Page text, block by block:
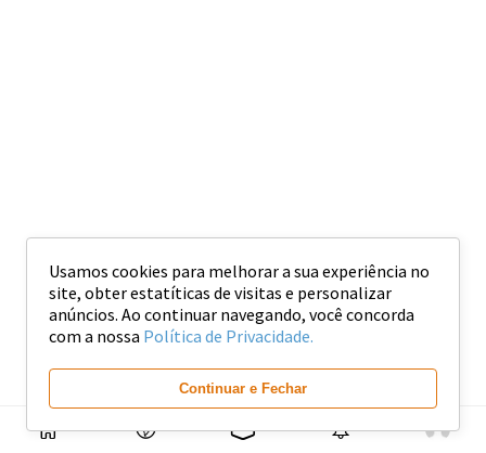
Usamos cookies para melhorar a sua experiência no
site, obter estatíticas de visitas e personalizar
anúncios. Ao continuar navegando, você concorda
com a nossa Política de Privacidade.
Continuar e Fechar